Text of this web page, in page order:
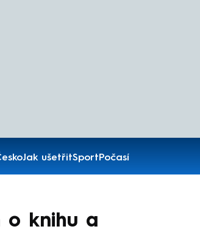
Jak ušetřitSportPočasí
o knihu a